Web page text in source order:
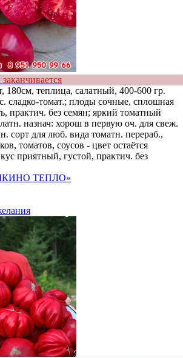
заканчивается
180см, теплица, салатный, 400-600 гр.
сладко-томат.; плоды сочные, сплошная
практич. без семян; яркий томатный
назнач: хорош в первую оч. для свеж.
сорт для люб. вида томатн. перераб.,
томатов, соусов - цвет остаётся
приятный, густой, практич. без
ТЕПЛО»